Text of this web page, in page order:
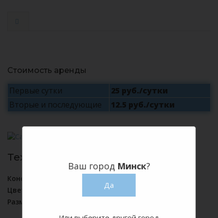
Стоимость аренды
Первые сутки
25 руб./сутки
Вторые и последующие
12.5 руб./сутки
Технические характеристики:
Конструкция:
Цвет:
Размеры:
Ваш город Минск?
Да